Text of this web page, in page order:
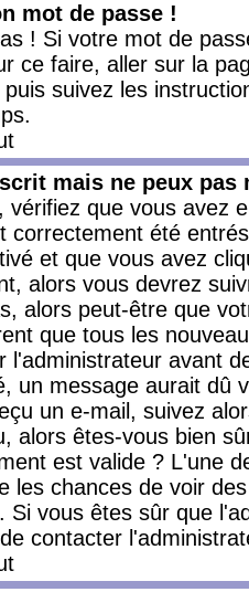
mot de passe !
! Si votre mot de
ce faire, aller sur la
puis suivez les
mais ne peux pas
vérifiez que vous avez
correctement été
et que vous avez
alors vous devrez
alors peut-être que
que tous les
l'administrateur avant
un message aurait dû
un e-mail, suivez
alors êtes-vous bien
est valide ? L'une
les chances de voir
Si vous êtes sûr que
contacter